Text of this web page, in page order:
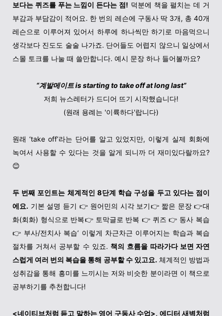
보다는 퀴즈를 푸는 느낌이 든다는 점! 덕분에 책을 펼치는 데 거
부감과 부담감이 적어요. 한 번의 레슨에 구동사 딱 3개, 총 40개
레슨으로 이루어져 있어서 하루에 하나씩만 하기로 마음먹으니
생각보다 진도도 술술 나가죠. 단어들도 어렵지 않으니 일상에서
스몰 토크를 나눌 때 쓸만합니다. 예시 문장 하나 들어볼까요?
“계발메이트 is starting to take off at long last”
저희 뉴스레터가 드디어 뜨기 시작했습니다!
(원래 용례는 '이륙하다'랍니다)
원래 ‘take off’라는 단어를 알고 있었지만, 이렇게 실제 회화에
녹여서 사용할 수 있다는 것을 알게 되니까 더 재미있다랄까요?
😊
두 번째 포인트는 체계적인 8단계 학습 구성을 두고 있다는 점이
에요. 기본 설명 듣기 👉 원어민의 시각 보기👉 짧은 문장 👉대
화(회화) 형식으로 반복👉 토막글로 반복 👉 퀴즈 👉 동사 복습
👉 부사/전치사 복습‘ 이렇게 차근차근 이루어지는 학습과 복습
절차를 거쳐서 공부할 수 있죠.책의 흐름을 따라가다 보면 자연
스럽게 여러 번의 복습을 통해 공부할 수 있고요.체계적인 방법과
성취감을 통해 흥미를 느끼시는 저와 비슷한 분이라면 이 책으로
공부하기를 추천합니다!
<네이티브처럼 듣고 말하는 영어 구동사 수업>, 에디터 새벽처럼